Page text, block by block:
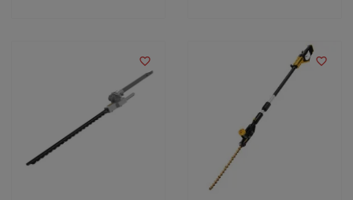
favorite_border favorite_border